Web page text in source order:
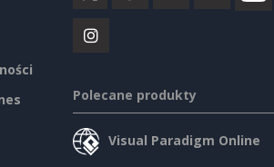
Polecane produkty
Visual Paradigm Online